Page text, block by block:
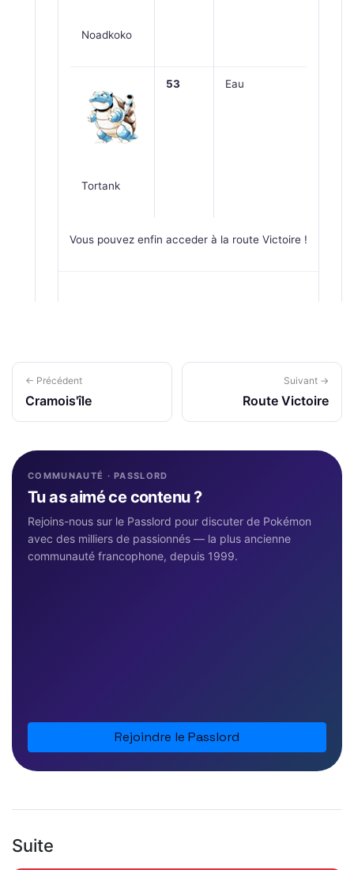
Noadkoko
Tortank
53 Eau
Vous pouvez enfin acceder à la route Victoire !
← Précédent
Cramois'île
Suivant →
Route Victoire
COMMUNAUTÉ · PASSLORD
Tu as aimé ce contenu ?
Rejoins-nous sur le Passlord pour discuter de Pokémon
avec des milliers de passionnés — la plus ancienne
communauté francophone, depuis 1999.
Rejoindre le Passlord
Suite